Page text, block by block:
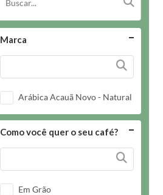
Marca
Arábica Acauã Novo - Natural
Como você quer o seu café?
Em Grão